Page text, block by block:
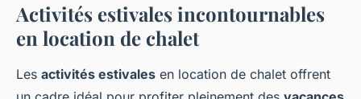
Activités estivales incontournables
en location de chalet
Les activités estivales en location de chalet offrent